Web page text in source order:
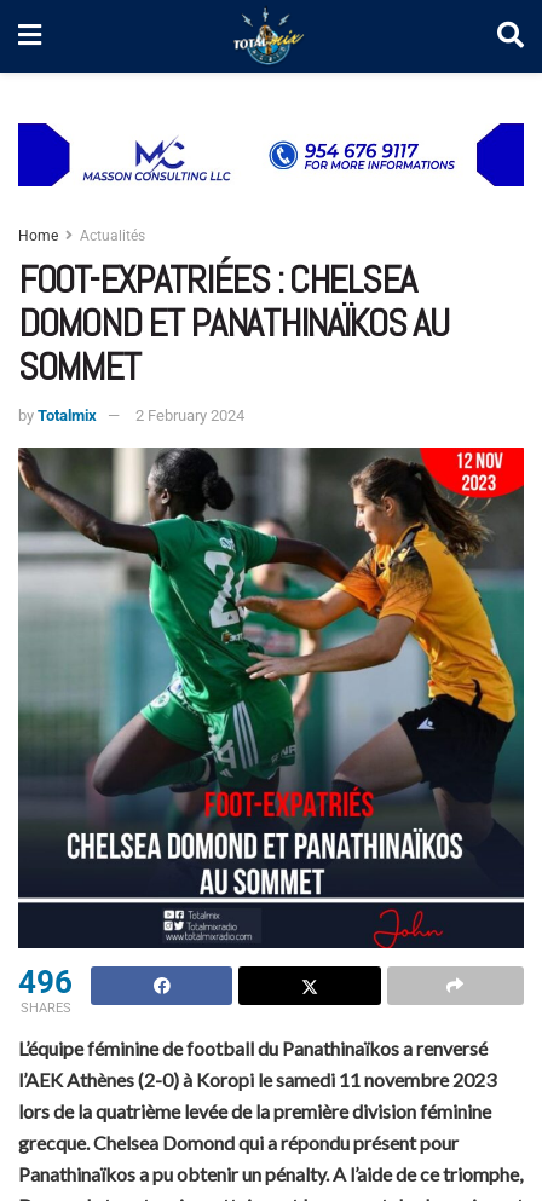
Home Actualités
FOOT-EXPATRIÉES : CHELSEA
DOMOND ET PANATHINAÏKOS AU
SOMMET
by Totalmix 2 February 2024
496
SHARES
L’équipe féminine de football du Panathinaïkos a renversé
l’AEK Athènes (2-0) à Koropi le samedi 11 novembre 2023
lors de la quatrième levée de la première division féminine
grecque. Chelsea Domond qui a répondu présent pour
Panathinaïkos a pu obtenir un pénalty. A l’aide de ce triomphe,